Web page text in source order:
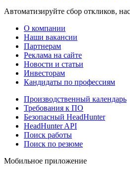
Автоматизируйте сбор откликов,
О компании
Наши вакансии
Партнерам
Реклама на сайте
Новости и статьи
Инвесторам
Кандидаты по профессиям
Производственный календарь
Требования к ПО
Безопасный HeadHunter
HeadHunter API
Поиск работы
Поиск по резюме
Мобильное приложение